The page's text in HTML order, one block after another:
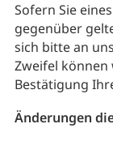
Sofern Sie
gegenüber
sich bitte an
Zweifel
Bestätigung
Änderungen